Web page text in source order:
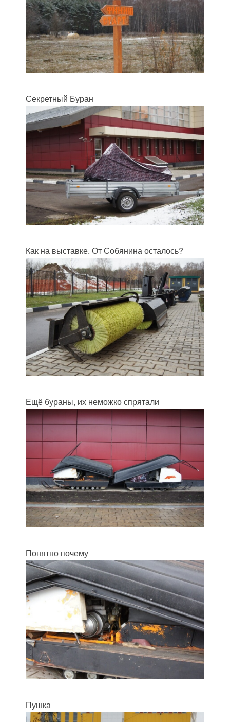
Секретный Буран
Как на выставке. От Собянина осталось?
Ещё бураны, их неможко спрятали
Понятно почему
Пушка